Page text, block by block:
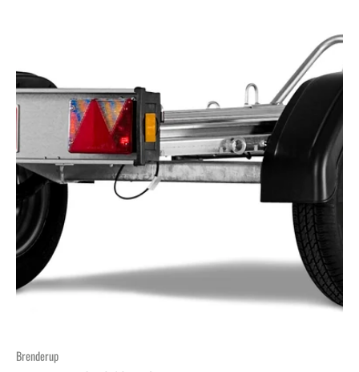
Brenderup